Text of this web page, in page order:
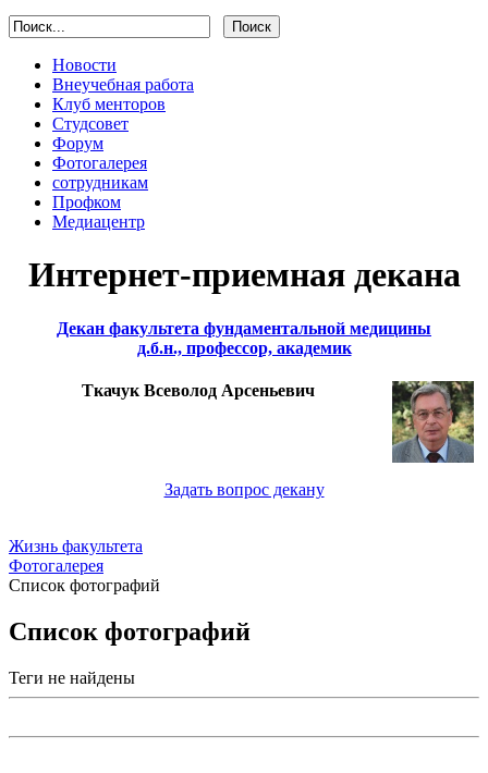
Новости
Внеучебная работа
Клуб менторов
Студсовет
Форум
Фотогалерея
сотрудникам
Профком
Медиацентр
Интернет-приемная декана
Декан факультета фундаментальной медицины
д.б.н., профессор, академик
Ткачук Всеволод Арсеньевич
Задать вопрос декану
Жизнь факультета
Фотогалерея
Список фотографий
Список фотографий
Теги не найдены